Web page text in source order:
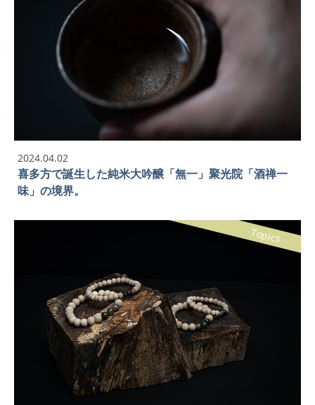
2024.04.02
喜多方で誕生した純米大吟醸「無一」聚光院「酒禅一
味」の境界。
Topics